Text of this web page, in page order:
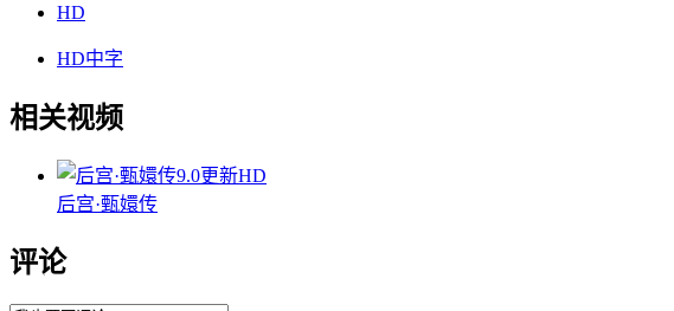
HD
HD中字
相关视频
9.0更新HD
后宫·甄嬛传
评论